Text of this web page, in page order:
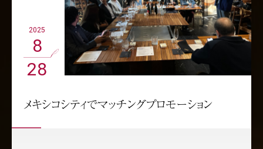
2025
8
28
メキシコシティでマッチングプロモーション